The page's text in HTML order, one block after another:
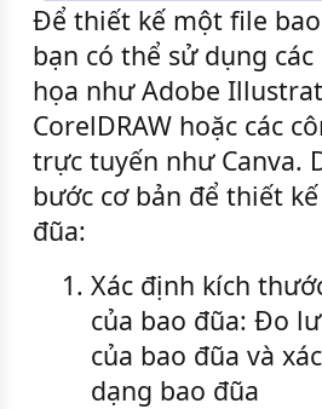
Để thiết kế một file
bạn có thể sử dụng
họa như Adobe
CorelDRAW hoặc các
trực tuyến như Canva.
bước cơ bản để thiết
đũa:
1. Xác định kích
của bao đũa: Đo
của bao đũa và
dạng bao đũa